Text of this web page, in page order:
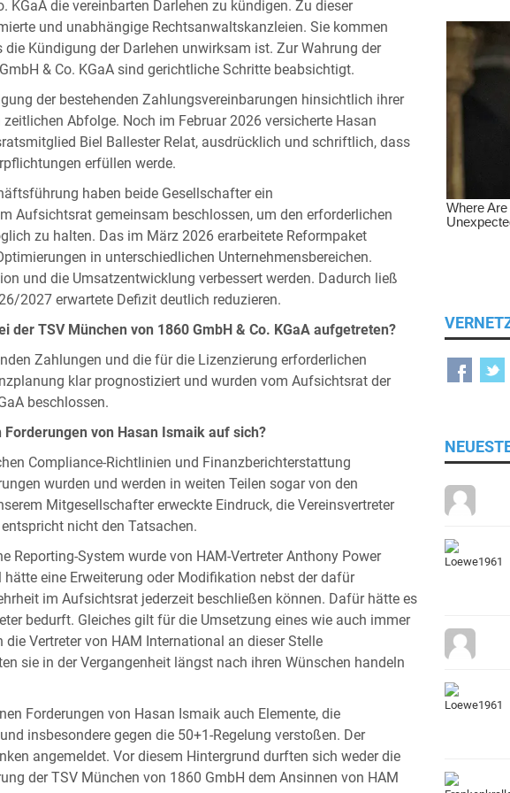
KGaA die vereinbarten Darlehen zu kündigen. Zu dieser
und unabhängige Rechtsanwaltskanzleien. Sie kommen
Kündigung der Darlehen unwirksam ist. Zur Wahrung der
& Co. KGaA sind gerichtliche Schritte beabsichtigt.
der bestehenden Zahlungsvereinbarungen hinsichtlich ihrer
Abfolge. Noch im Februar 2026 versicherte Hasan
Biel Ballester Relat, ausdrücklich und schriftlich, dass
erfüllen werde.
haben beide Gesellschafter ein
Aufsichtsrat gemeinsam beschlossen, um den erforderlichen
zu halten. Das im März 2026 erarbeitete Reformpaket
in unterschiedlichen Unternehmensbereichen.
und die Umsatzentwicklung verbessert werden. Dadurch ließ
2027 erwartete Defizit deutlich reduzieren.
der TSV München von 1860 GmbH & Co. KGaA aufgetreten?
Zahlungen und die für die Lizenzierung erforderlichen
klar prognostiziert und wurden vom Aufsichtsrat der
beschlossen.
von Hasan Ismaik auf sich?
Compliance-Richtlinien und Finanzberichterstattung
wurden und werden in weiten Teilen sogar von den
Mitgesellschafter erweckte Eindruck, die Vereinsvertreter
nicht den Tatsachen.
Reporting-System wurde von HAM-Vertreter Anthony Power
eine Erweiterung oder Modifikation nebst der dafür
im Aufsichtsrat jederzeit beschließen können. Dafür hätte es
bedurft. Gleiches gilt für die Umsetzung eines wie auch immer
Vertreter von HAM International an dieser Stelle
sie in der Vergangenheit längst nach ihren Wünschen handeln
Forderungen von Hasan Ismaik auch Elemente, die
insbesondere gegen die 50+1-Regelung verstoßen. Der
angemeldet. Vor diesem Hintergrund durften sich weder die
der TSV München von 1860 GmbH dem Ansinnen von HAM